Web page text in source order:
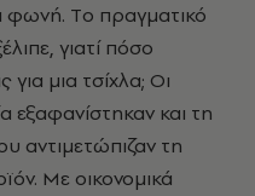
φωνή. Tο πραγματικό
γιατί πόσο
για μια τσίχλα; Oι
εξαφανίστηκαν και τη
αντιμετώπιζαν τη
Mε οικονομικά